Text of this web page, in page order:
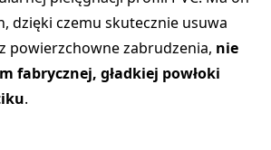
dzięki czemu skutecznie usuwa
powierzchowne zabrudzenia, nie
fabrycznej, gładkiej powłoki
.